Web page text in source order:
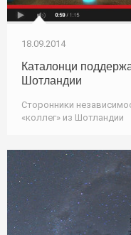
18.09.2014
Каталонци
Шотландии
Сторонники
«коллег» из Шотландии